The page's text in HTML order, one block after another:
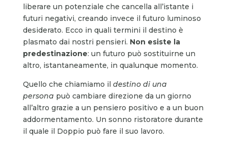
liberare un potenziale che cancella all’istante i
futuri negativi, creando invece il futuro luminoso
desiderato. Ecco in quali termini il destino è
plasmato dai nostri pensieri. Non esiste la
predestinazione: un futuro può sostituirne un
altro, istantaneamente, in qualunque momento.
Quello che chiamiamo il destino di una
persona può cambiare direzione da un giorno
all’altro grazie a un pensiero positivo e a un buon
addormentamento. Un sonno ristoratore durante
il quale il Doppio può fare il suo lavoro.